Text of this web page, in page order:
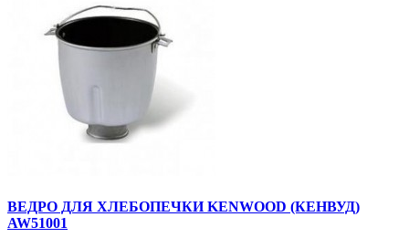
ВЕДРО ДЛЯ ХЛЕБОПЕЧКИ KENWOOD (КЕНВУД)
AW51001